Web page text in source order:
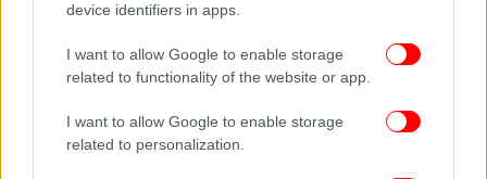
device identifiers in apps.
I want to allow Google to enable storage
related to functionality of the website or app.
I want to allow Google to enable storage
related to personalization.